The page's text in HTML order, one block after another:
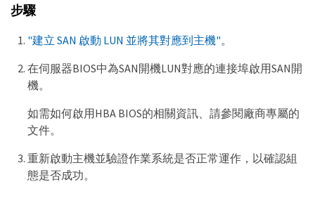
步驟
"建立 SAN 啟動 LUN 並將其對應到主機"。
在伺服器BIOS中為SAN開機LUN對應的連接埠啟用SAN開
機。
如需如何啟用HBA BIOS的相關資訊、請參閱廠商專屬的
文件。
重新啟動主機並驗證作業系統是否正常運作，以確認組
態是否成功。